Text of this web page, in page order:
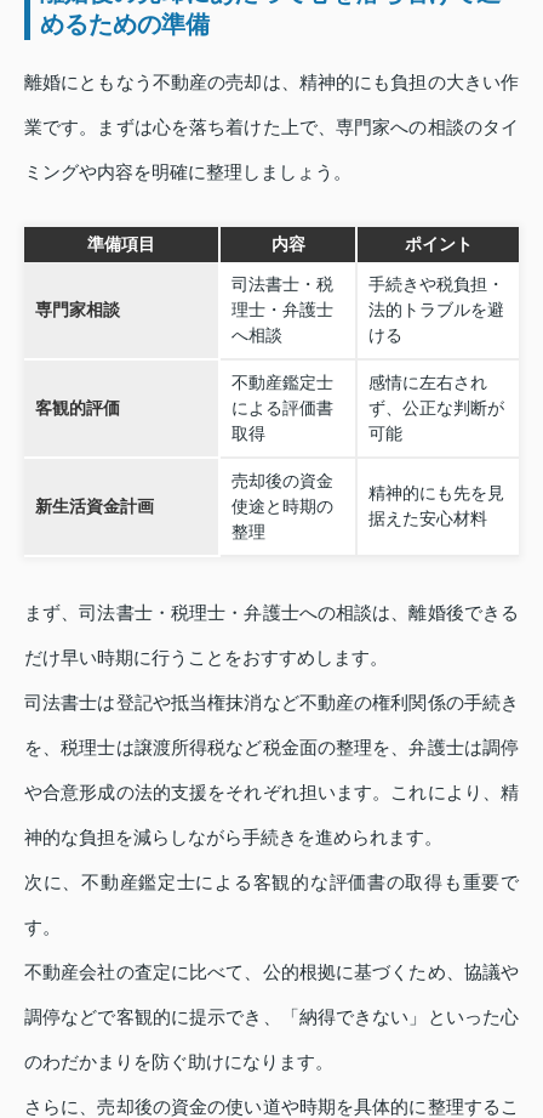
めるための準備
離婚にともなう不動産の売却は、精神的にも負担の大きい作
業です。まずは心を落ち着けた上で、専門家への相談のタイ
ミングや内容を明確に整理しましょう。
準備項目 内容 ポイント
専門家相談
司法書士・税
理士・弁護士
へ相談
手続きや税負担・
法的トラブルを避
ける
客観的評価
不動産鑑定士
による評価書
取得
感情に左右され
ず、公正な判断が
可能
新生活資金計画
売却後の資金
使途と時期の
整理
精神的にも先を見
据えた安心材料
まず、司法書士・税理士・弁護士への相談は、離婚後できる
だけ早い時期に行うことをおすすめします。
司法書士は登記や抵当権抹消など不動産の権利関係の手続き
を、税理士は譲渡所得税など税金面の整理を、弁護士は調停
や合意形成の法的支援をそれぞれ担います。これにより、精
神的な負担を減らしながら手続きを進められます。
次に、不動産鑑定士による客観的な評価書の取得も重要で
す。
不動産会社の査定に比べて、公的根拠に基づくため、協議や
調停などで客観的に提示でき、「納得できない」といった心
のわだかまりを防ぐ助けになります。
さらに、売却後の資金の使い道や時期を具体的に整理するこ